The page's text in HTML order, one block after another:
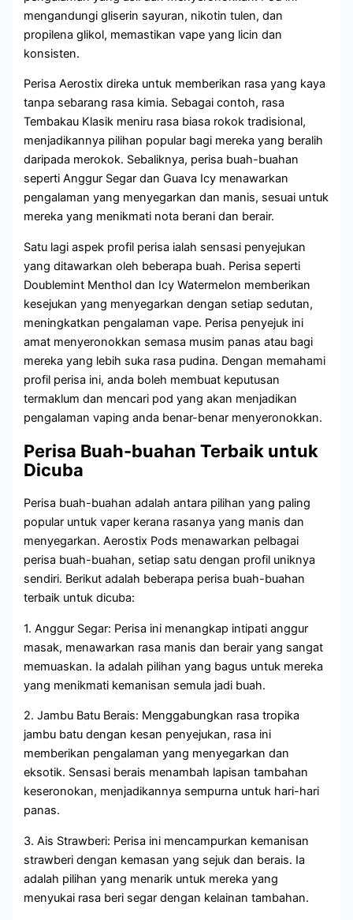
mengandungi gliserin sayuran, nikotin tulen, dan
propilena glikol, memastikan vape yang licin dan
konsisten.
Perisa Aerostix direka untuk memberikan rasa yang kaya
tanpa sebarang rasa kimia. Sebagai contoh, rasa
Tembakau Klasik meniru rasa biasa rokok tradisional,
menjadikannya pilihan popular bagi mereka yang beralih
daripada merokok. Sebaliknya, perisa buah-buahan
seperti Anggur Segar dan Guava Icy menawarkan
pengalaman yang menyegarkan dan manis, sesuai untuk
mereka yang menikmati nota berani dan berair.
Satu lagi aspek profil perisa ialah sensasi penyejukan
yang ditawarkan oleh beberapa buah. Perisa seperti
Doublemint Menthol dan Icy Watermelon memberikan
kesejukan yang menyegarkan dengan setiap sedutan,
meningkatkan pengalaman vape. Perisa penyejuk ini
amat menyeronokkan semasa musim panas atau bagi
mereka yang lebih suka rasa pudina. Dengan memahami
profil perisa ini, anda boleh membuat keputusan
termaklum dan mencari pod yang akan menjadikan
pengalaman vaping anda benar-benar menyeronokkan.
Perisa Buah-buahan Terbaik untuk
Dicuba
Perisa buah-buahan adalah antara pilihan yang paling
popular untuk vaper kerana rasanya yang manis dan
menyegarkan. Aerostix Pods menawarkan pelbagai
perisa buah-buahan, setiap satu dengan profil uniknya
sendiri. Berikut adalah beberapa perisa buah-buahan
terbaik untuk dicuba:
1. Anggur Segar: Perisa ini menangkap intipati anggur
masak, menawarkan rasa manis dan berair yang sangat
memuaskan. Ia adalah pilihan yang bagus untuk mereka
yang menikmati kemanisan semula jadi buah.
2. Jambu Batu Berais: Menggabungkan rasa tropika
jambu batu dengan kesan penyejukan, rasa ini
memberikan pengalaman yang menyegarkan dan
eksotik. Sensasi berais menambah lapisan tambahan
keseronokan, menjadikannya sempurna untuk hari-hari
panas.
3. Ais Strawberi: Perisa ini mencampurkan kemanisan
strawberi dengan kemasan yang sejuk dan berais. Ia
adalah pilihan yang menarik untuk mereka yang
menyukai rasa beri segar dengan kelainan tambahan.